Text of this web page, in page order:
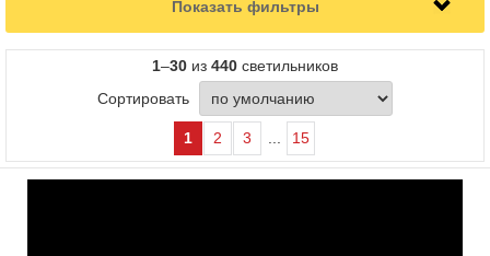
Показать фильтры
1–30 из 440 светильников
Сортировать
1 2 3 15